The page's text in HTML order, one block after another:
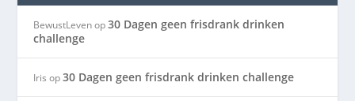
BewustLevenop30 Dagen geen frisdrank drinken
challenge
Iris op30 Dagen geen frisdrank drinken challenge